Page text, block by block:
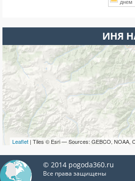
днем
ИНЯ
Leaflet | Tiles © Esri — Sources: GEBCO, NOAA,
© 2014 pogoda360.ru
Все права защищены